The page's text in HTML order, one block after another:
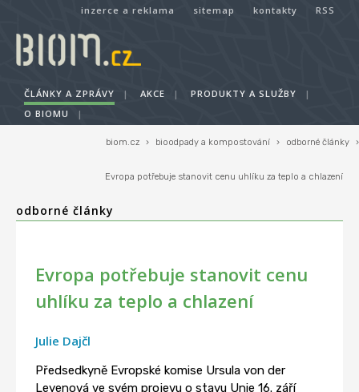
inzerce a reklama sitemap kontakty RSS
ČLÁNKY A ZPRÁVY | AKCE | PRODUKTY A SLUŽBY
|
O BIOMU
|
biom.cz › bioodpady a kompostování › odborné články ›
Evropa potřebuje stanovit cenu uhlíku za teplo a chlazení
odborné články
Evropa potřebuje stanovit cenu
uhlíku za teplo a chlazení
Julie Dajčl
Předsedkyně Evropské komise Ursula von der
Leyenová ve svém projevu o stavu Unie 16. září